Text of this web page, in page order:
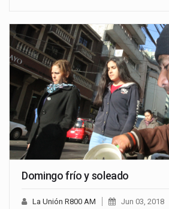
Domingo frío y soleado
La Unión R800 AM Jun 03, 2018